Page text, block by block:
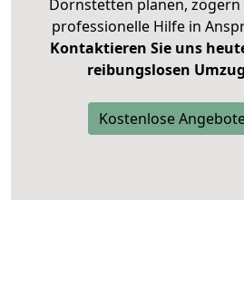
Dornstetten planen, zögern
professionelle Hilfe in
Kontaktieren Sie uns
reibungslosen Umzug
Kostenlose